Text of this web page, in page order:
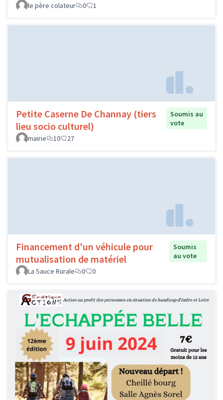
le père colateur
0 1
Petite Caserne De Channay (tiers
lieu socio culturel)
Soumis au
vote
mairie
10 27
Financement d'un véhicule pour
mutualisation de matériel
Soumis
au vote
La Sauce Rurale
0 0